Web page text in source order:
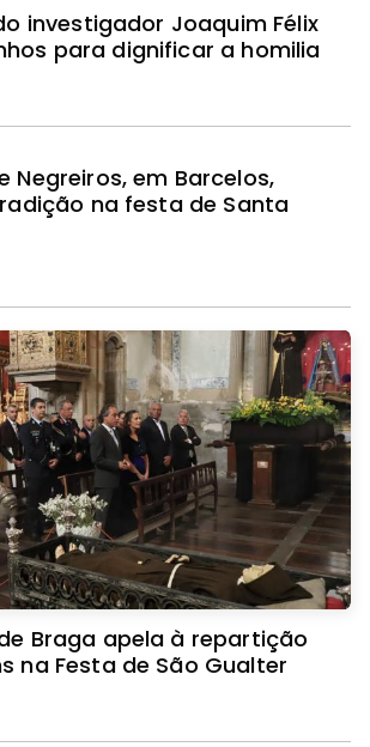
investigador Joaquim Félix
para dignificar a homilia
Negreiros, em Barcelos,
na festa de Santa
Braga apela à repartição
na Festa de São Gualter